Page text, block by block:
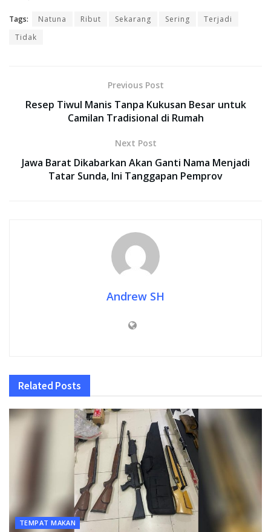
Tags: Natuna Ribut Sekarang Sering
Terjadi
Tidak
Previous Post
Resep Tiwul Manis Tanpa Kukusan Besar untuk
Camilan Tradisional di Rumah
Next Post
Jawa Barat Dikabarkan Akan Ganti Nama Menjadi
Tatar Sunda, Ini Tanggapan Pemprov
Andrew SH
Related Posts
TEMPAT MAKAN